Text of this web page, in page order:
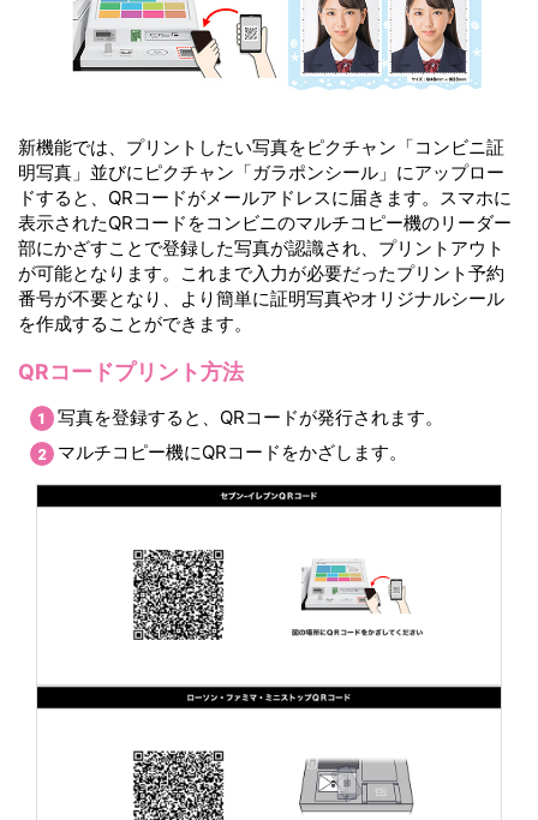
新機能では、プリントしたい写真をピクチャン「コンビニ証
明写真」並びにピクチャン「ガラポンシール」にアップロー
ドすると、QRコードがメールアドレスに届きます。スマホに
表示されたQRコードをコンビニのマルチコピー機のリーダー
部にかざすことで登録した写真が認識され、プリントアウト
が可能となります。これまで入力が必要だったプリント予約
番号が不要となり、より簡単に証明写真やオリジナルシール
を作成することができます。
QRコードプリント方法
写真を登録すると、QRコードが発行されます。
マルチコピー機にQRコードをかざします。